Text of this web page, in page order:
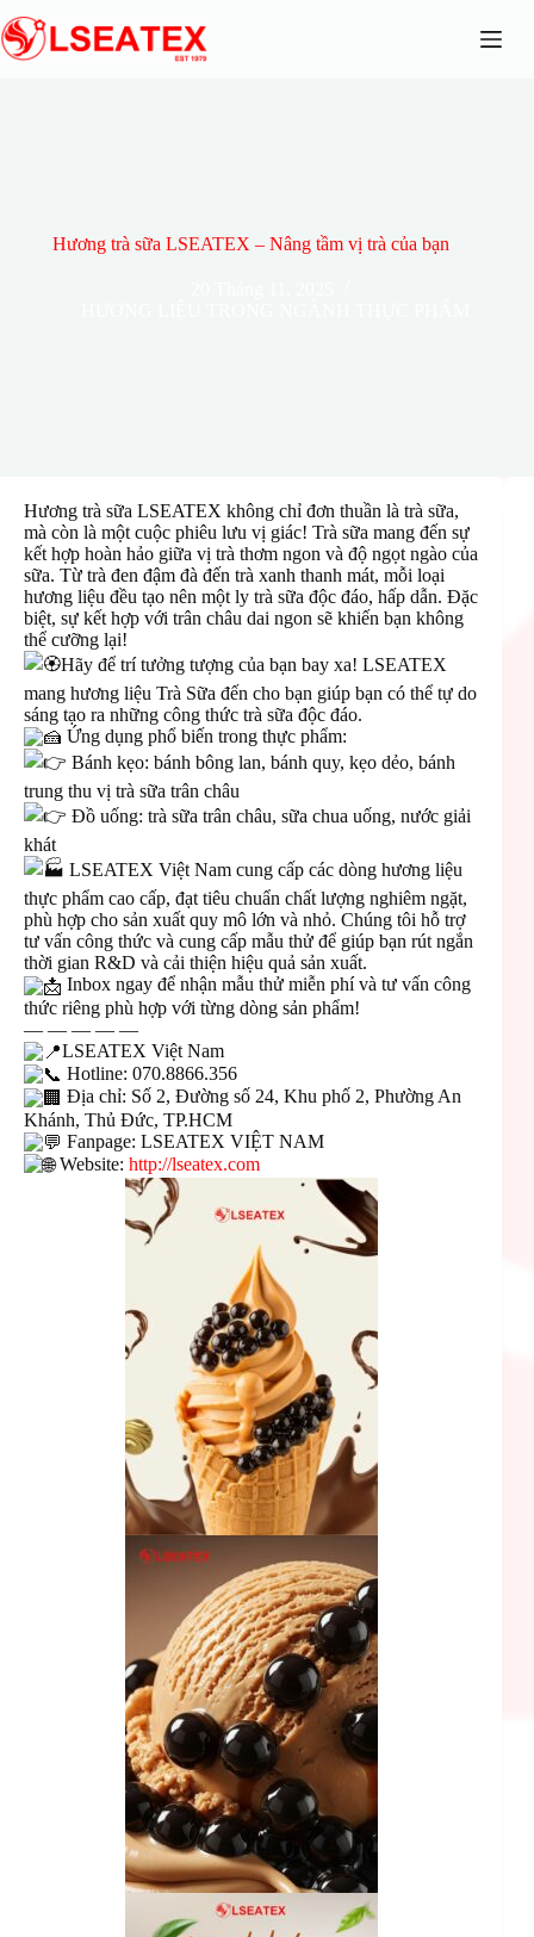
đến
phần
Hương trà sữa LSEATEX – Nâng tầm vị trà của bạn
Hương trà sữa LSEATEX không chỉ đơn thuần là trà sữa,
mà còn là một cuộc phiêu lưu vị giác! Trà sữa mang đến sự
kết hợp hoàn hảo giữa vị trà thơm ngon và độ ngọt ngào của
sữa. Từ trà đen đậm đà đến trà xanh thanh mát, mỗi loại
hương liệu đều tạo nên một ly trà sữa độc đáo, hấp dẫn. Đặc
biệt, sự kết hợp với trân châu dai ngon sẽ khiến bạn không
thể cưỡng lại!
Hãy để trí tưởng tượng của bạn bay xa! LSEATEX
mang hương liệu Trà Sữa đến cho bạn giúp bạn có thể tự do
sáng tạo ra những công thức trà sữa độc đáo.
Ứng dụng phổ biến trong thực phẩm:
Bánh kẹo: bánh bông lan, bánh quy, kẹo dẻo, bánh
trung thu vị trà sữa trân châu
Đồ uống: trà sữa trân châu, sữa chua uống, nước giải
khát
LSEATEX Việt Nam cung cấp các dòng hương liệu
thực phẩm cao cấp, đạt tiêu chuẩn chất lượng nghiêm ngặt,
phù hợp cho sản xuất quy mô lớn và nhỏ. Chúng tôi hỗ trợ
tư vấn công thức và cung cấp mẫu thử để giúp bạn rút ngắn
thời gian R&D và cải thiện hiệu quả sản xuất.
Inbox ngay để nhận mẫu thử miễn phí và tư vấn công
thức riêng phù hợp với từng dòng sản phẩm!
— — — — —
LSEATEX Việt Nam
Hotline: 070.8866.356
Địa chỉ: Số 2, Đường số 24, Khu phố 2, Phường An
Khánh, Thủ Đức, TP.HCM
Fanpage: LSEATEX VIỆT NAM
Website: http://lseatex.com